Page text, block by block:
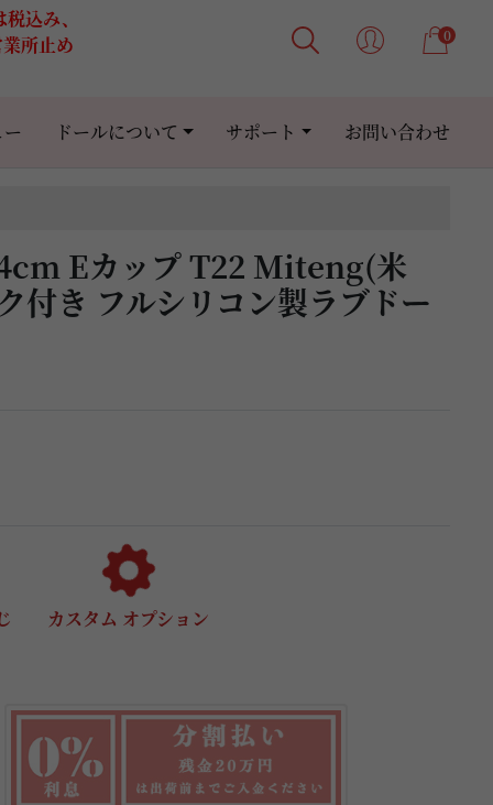
込み、
所止め
0
ドールについて サポート お問い合わせ
Eカップ T22 Miteng(米
付き フルシリコン製ラブドー
カスタム オプション